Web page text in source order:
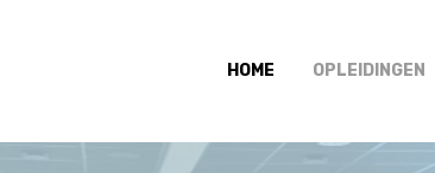
HOME OPLEIDINGEN